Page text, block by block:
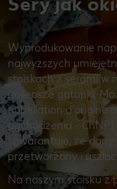
Wyprodukowanie
najwyższych
stoiskach z serami w
najlepsze gatunki.
appellation d'origine
pochodzenia -
i gwarantuje, że dany
przetworzony i
Na naszym stoisku z